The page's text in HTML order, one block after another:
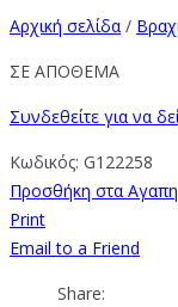
Αρχική σελίδα /
ΣΕ ΑΠΟΘΕΜΑ
Συνδεθείτε για να
Κωδικός: G122258
Προσθήκη στα
Print
Email to a Friend
Share: